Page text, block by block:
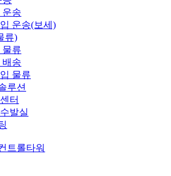
운송
운송(보세)
류)
물류
배송
물류
루션
터
발실
트롤타워